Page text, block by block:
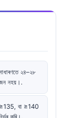
২৪–২৮
নহয়।.
বা ≥140